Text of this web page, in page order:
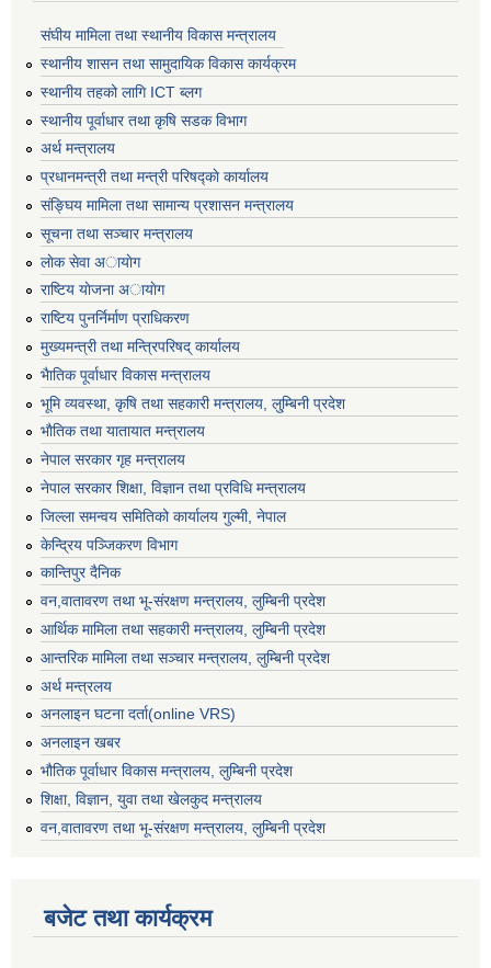
संघीय मामिला तथा स्थानीय विकास मन्त्रालय
स्थानीय शासन तथा सामुदायिक विकास कार्यक्रम
स्थानीय तहको लागि ICT ब्लग
स्थानीय पूर्वाधार तथा कृषि सडक विभाग
अर्थ मन्त्रालय
प्रधानमन्त्री तथा मन्त्री परिषद्काे कार्यालय
संङ्घिय मामिला तथा सामान्य प्रशासन मन्त्रालय
सूचना तथा सञ्चार मन्त्रालय
लाेक सेवा अायाेग
राष्टिय याेजना अायाेग
राष्टिय पुनर्निर्माण प्राधिकरण
मुख्यमन्त्री तथा मन्त्रिपरिषद् कार्यालय
भैातिक पूर्वाधार विकास मन्त्रालय
भूमि व्यवस्था, कृषि तथा सहकारी मन्त्रालय, लु्म्बिनी प्रदेश
भाैतिक तथा यातायात मन्त्रालय
नेपाल सरकार गृह मन्त्रालय
नेपाल सरकार शिक्षा, विज्ञान तथा प्रविधि मन्त्रालय
जिल्ला समन्वय समितिको कार्यालय गुल्मी, नेपाल
केन्द्रिय पञ्जिकरण विभाग
कान्तिपुर दैनिक
वन,वातावरण तथा भू-संरक्षण मन्त्रालय, लुम्बिनी प्रदेश
आर्थिक मामिला तथा सहकारी मन्त्रालय, लुम्बिनी प्रदेश
आन्तरिक मामिला तथा सञ्चार मन्त्रालय, लुम्बिनी प्रदेश
अर्थ मन्त्रलय
अनलाइन घटना दर्ता(online VRS)
अनलाइन खबर
भौतिक पूर्वाधार विकास मन्त्रालय, लुम्बिनी प्रदेश
शिक्षा, विज्ञान, युवा तथा खेलकुद मन्‍‍त्रालय
वन,वातावरण तथा भू-संरक्षण मन्त्रालय, लुम्बिनी प्रदेश
बजेट तथा कार्यक्रम